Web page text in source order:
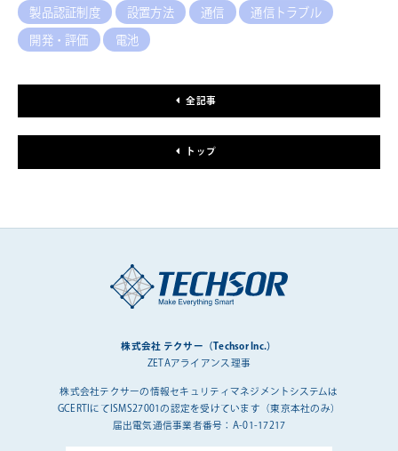
製品認証制度
設置方法 通信
通信トラブル
開発・評価
電池
全記事
トップ
株式会社 テクサー（Techsor Inc.）
ZETAアライアンス理事
株式会社テクサーの情報セキュリティマネジメントシステムは
GCERTIにてISMS27001の認定を受けています（東京本社のみ）
届出電気通信事業者番号：A-01-17217